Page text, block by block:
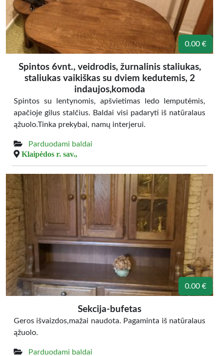
0.00 €
Spintos 6vnt., veidrodis, žurnalinis staliukas,
staliukas vaikiškas su dviem kedutemis, 2
indaujos,komoda
Spintos su lentynomis, apšvietimas ledo lemputėmis,
apačioje gilus stalčius. Baldai visi padaryti iš natūralaus
ąžuolo.Tinka prekybai, namų interjerui.
Parduodami baldai
Klaipėdos r. sav.,
0.00 €
Sekcija-bufetas
Geros išvaizdos,mažai naudota. Pagaminta iš natūralaus
ąžuolo.
Parduodami baldai